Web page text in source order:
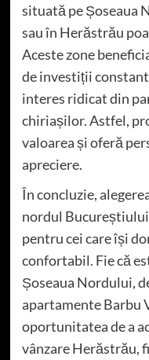
situată pe Șoseaua
sau în Herăstrău
Aceste zone
de investiții
interes ridicat din
chiriașilor. Astfel,
valoarea și oferă
apreciere.
În concluzie,
nordul
pentru cei care își
confortabil. Fie că
Șoseaua Nordului,
apartamente Barbu
oportunitatea de a
vânzare Herăstrău,